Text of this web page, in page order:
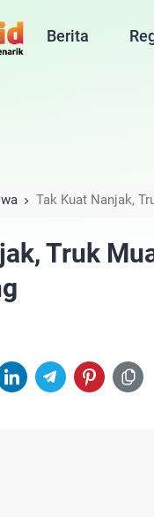
Berita
Tak Kuat Nanjak,
Truk